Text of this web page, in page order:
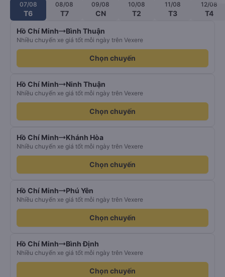
07/08
T6
08/08
T7
09/08
CN
10/08
T2
11/08
T3
12/08
T4
Hồ Chí Minh Bình Thuận
Nhiều chuyến xe giá tốt mỗi ngày trên Vexere
Chọn chuyến
Hồ Chí Minh Ninh Thuận
Nhiều chuyến xe giá tốt mỗi ngày trên Vexere
Chọn chuyến
Hồ Chí Minh Khánh Hòa
Nhiều chuyến xe giá tốt mỗi ngày trên Vexere
Chọn chuyến
Hồ Chí Minh Phú Yên
Nhiều chuyến xe giá tốt mỗi ngày trên Vexere
Chọn chuyến
Hồ Chí Minh Bình Định
Nhiều chuyến xe giá tốt mỗi ngày trên Vexere
Chọn chuyến